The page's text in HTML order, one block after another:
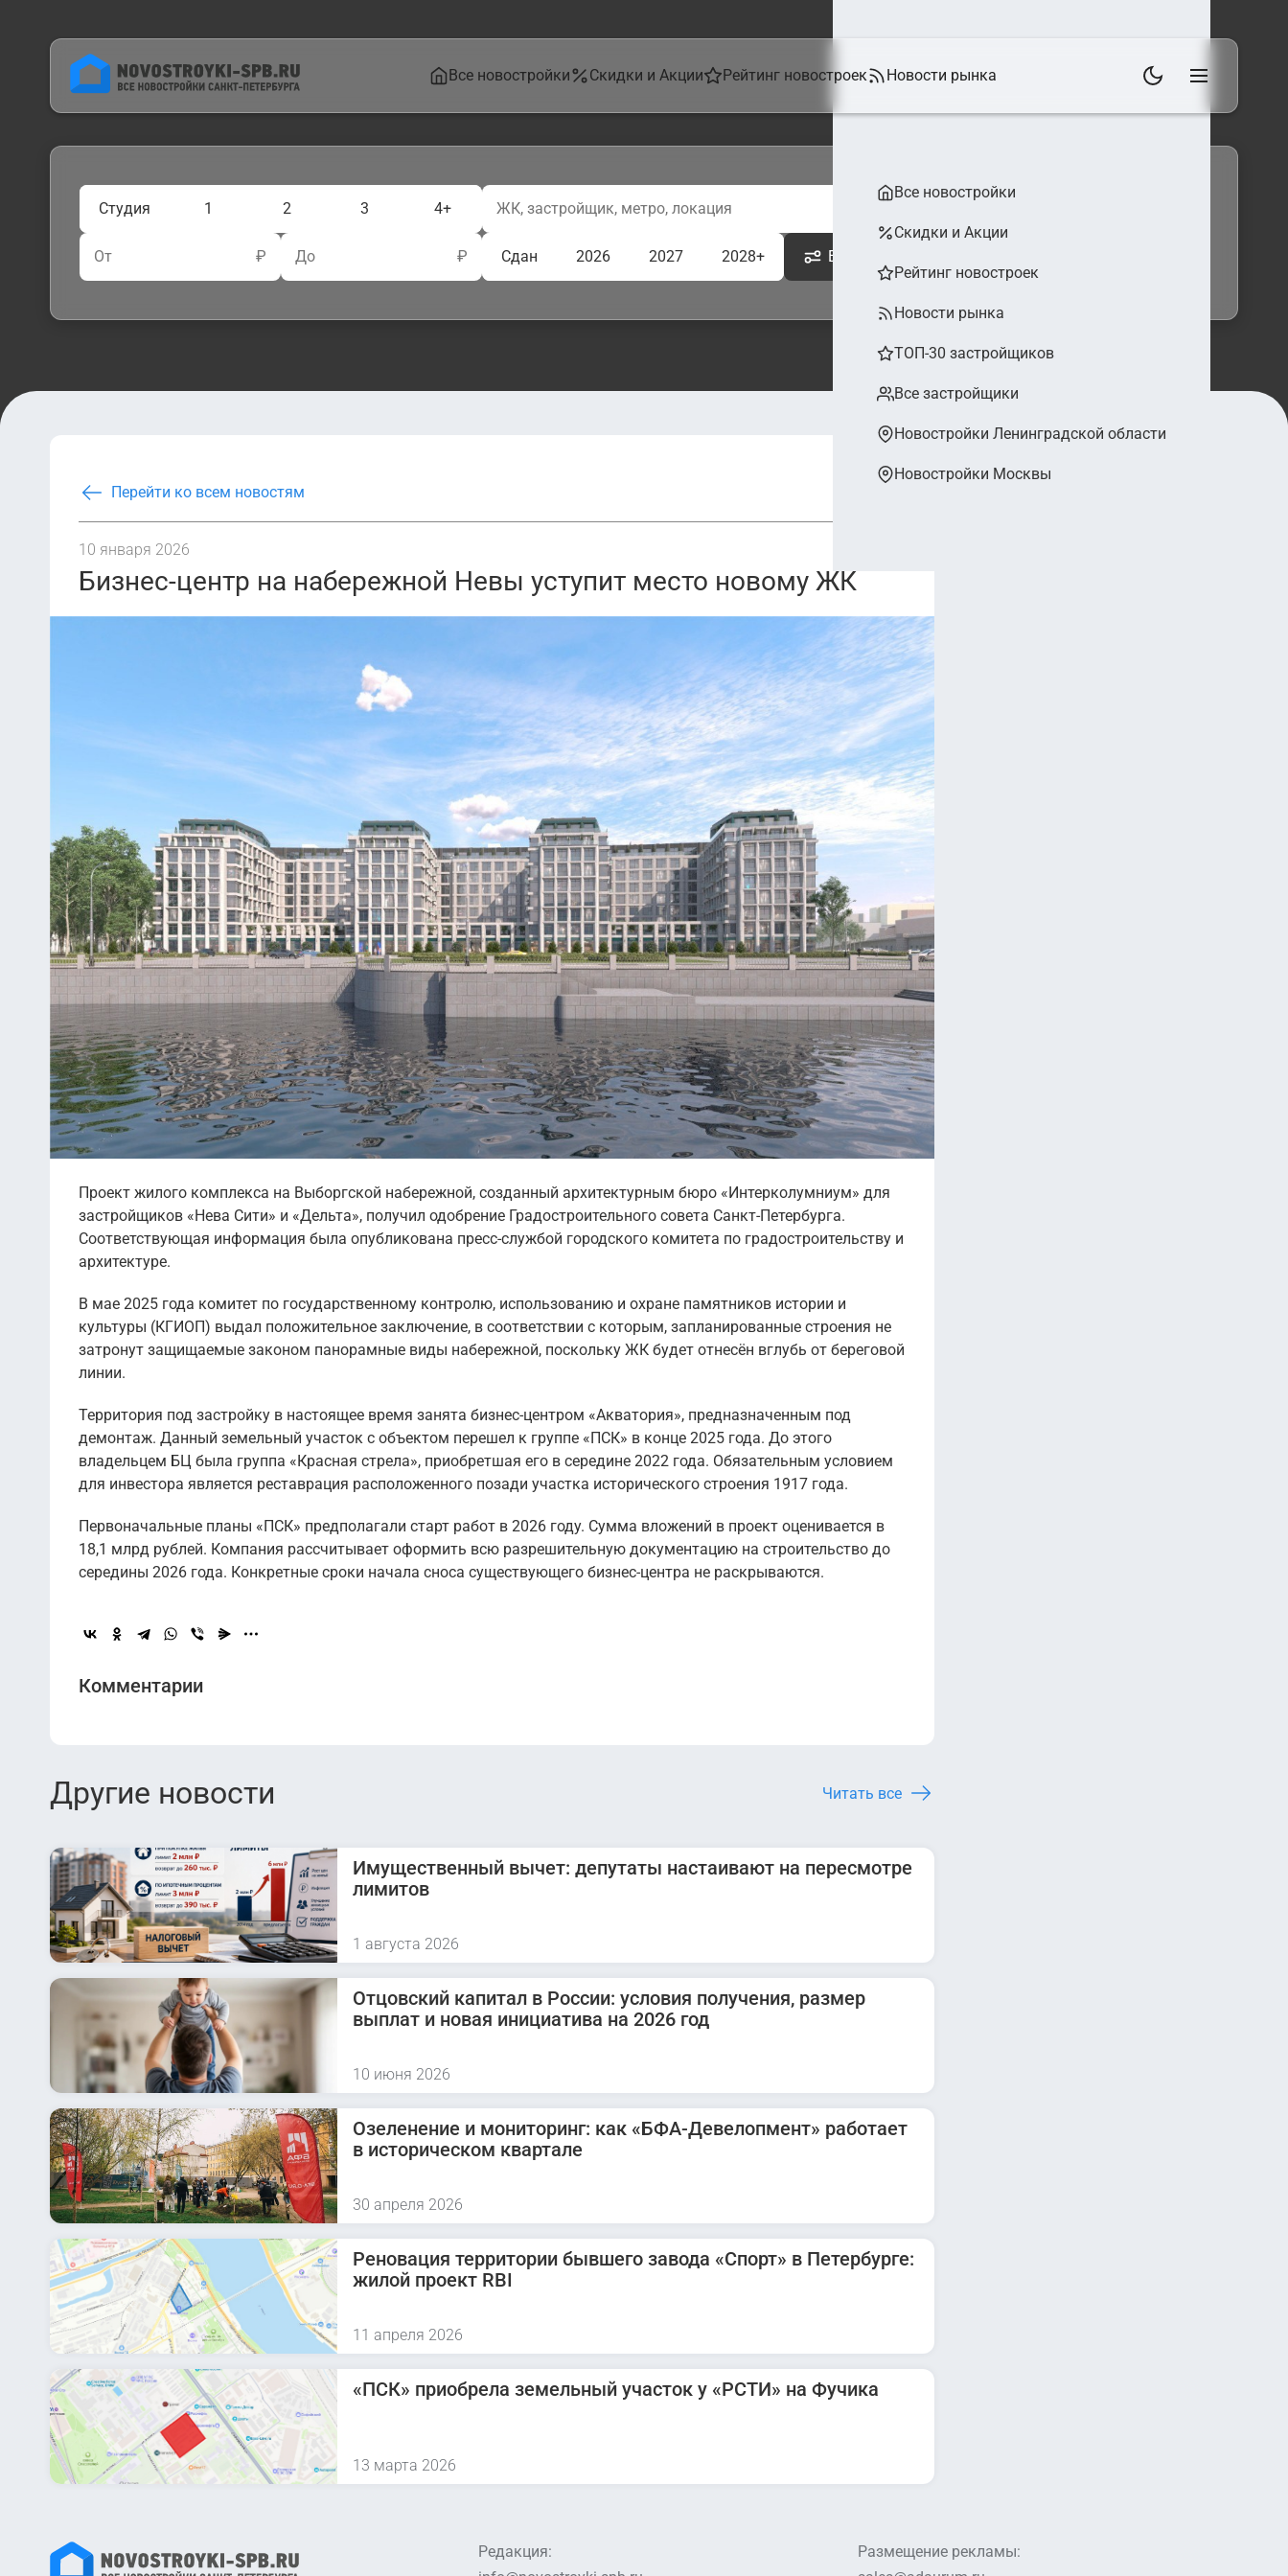
Все новостройки Скидки и Акции Рейтинг новостроек Новости рынка
Все новостройки
Скидки и Акции
Рейтинг новостроек
Новости рынка
ТОП-30 застройщиков
Все застройщики
Новостройки Ленинградской области
Новостройки Москвы
Студия 1 2 3 4+
От ₽ До ₽ Сдан 2026 2027 2028+ Ещё фильтры
Перейти ко всем новостям
10 января 2026
Бизнес-центр на набережной Невы уступит место новому ЖК
Проект жилого комплекса на Выборгской набережной, созданный архитектурным бюро «Интерколумниум» для
застройщиков «Нева Сити» и «Дельта», получил одобрение Градостроительного совета Санкт-Петербурга.
Соответствующая информация была опубликована пресс-службой городского комитета по градостроительству и
архитектуре.
В мае 2025 года комитет по государственному контролю, использованию и охране памятников истории и
культуры (КГИОП) выдал положительное заключение, в соответствии с которым, запланированные строения не
затронут защищаемые законом панорамные виды набережной, поскольку ЖК будет отнесён вглубь от береговой
линии.
Территория под застройку в настоящее время занята бизнес-центром «Акватория», предназначенным под
демонтаж. Данный земельный участок с объектом перешел к группе «ПСК» в конце 2025 года. До этого
владельцем БЦ была группа «Красная стрела», приобретшая его в середине 2022 года. Обязательным условием
для инвестора является реставрация расположенного позади участка исторического строения 1917 года.
Первоначальные планы «ПСК» предполагали старт работ в 2026 году. Сумма вложений в проект оценивается в
18,1 млрд рублей. Компания рассчитывает оформить всю разрешительную документацию на строительство до
середины 2026 года. Конкретные сроки начала сноса существующего бизнес-центра не раскрываются.
Комментарии
Другие новости Читать все
Имущественный вычет: депутаты настаивают на пересмотре
лимитов
1 августа 2026
Отцовский капитал в России: условия получения, размер
выплат и новая инициатива на 2026 год
10 июня 2026
Озеленение и мониторинг: как «БФА-Девелопмент» работает
в историческом квартале
30 апреля 2026
Реновация территории бывшего завода «Спорт» в Петербурге:
жилой проект RBI
11 апреля 2026
«ПСК» приобрела земельный участок у «РСТИ» на Фучика
13 марта 2026
Редакция:
Размещение рекламы: